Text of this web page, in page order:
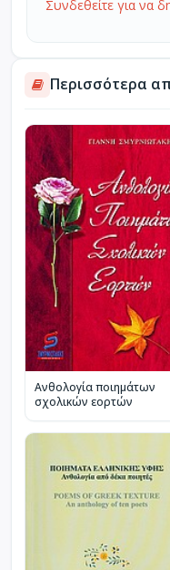
Συνδεθείτε για να
Περισσότερα
Ανθολογία ποιημάτων
σχολικών εορτών